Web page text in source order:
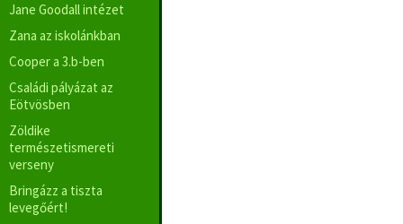
Jane Goodall intézet
Zana az iskolánkban
Cooper a 3.b-ben
Családi pályázat az
Eötvösben
Zöldike
természetismereti
verseny
Bringázz a tiszta
levegőért!